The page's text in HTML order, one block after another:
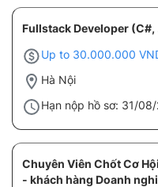
Fullstack Developer (C#,
Up to 30.000.000
Hà Nội
Hạn nộp hồ sơ: 31/
Chuyên Viên Chốt Cơ
- khách hàng Doanh